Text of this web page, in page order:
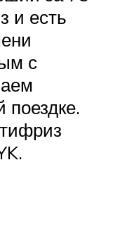
и есть
с
поездке.